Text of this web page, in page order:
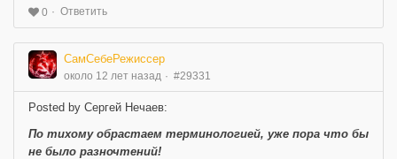
0 Ответить
СамСебеРежиссер
около 12 лет назад #29331
Posted by Сергей Нечаев:
По тихому обрастаем терминологией, уже пора что бы
не было разночтений!